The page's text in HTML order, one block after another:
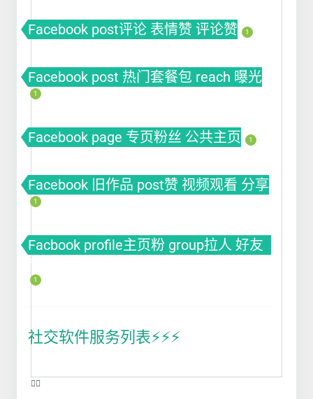
Facebook post评论 表情赞 评论赞 1
Facebook post 热门套餐包 reach 曝光
1
Facebook page 专页粉丝 公共主页 1
Facebook 旧作品 post赞 视频观看 分享
1
Facbook profile主页粉 group拉人 好友
fb粉丝 fb涨粉
1
社交软件服务列表⚡️⚡️⚡️
❤️‍🔥